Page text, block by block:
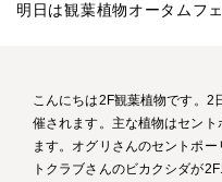
明日は観葉植物オータムフ
こんにちは2F観葉植物です。2
催されます。主な植物はセン
ます。オグリさんのセントポ
トクラブさんのビカクシダが